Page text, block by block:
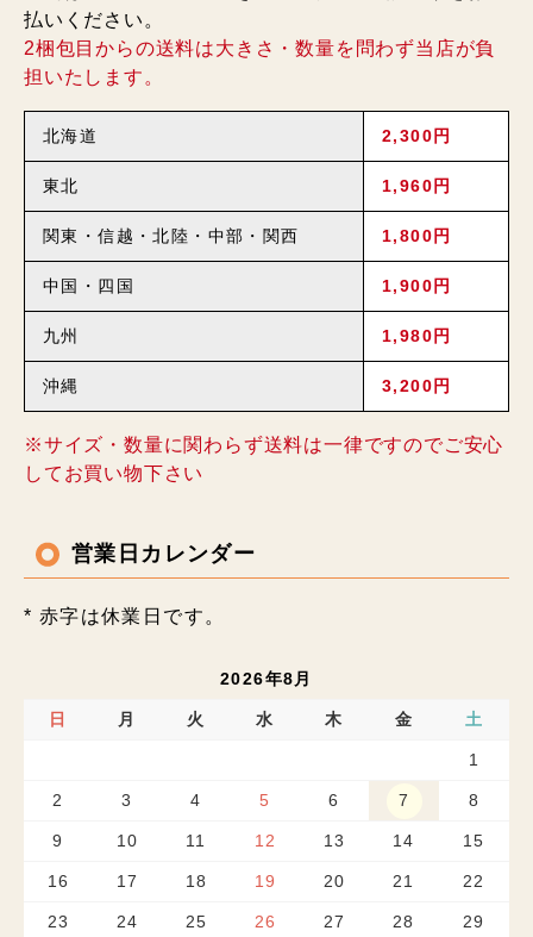
払いください。
2梱包目からの送料は大きさ・数量を問わず当店が負
担いたします。
北海道 2,300円
東北 1,960円
関東・信越・北陸・中部・関西 1,800円
中国・四国 1,900円
九州 1,980円
沖縄 3,200円
※サイズ・数量に関わらず送料は一律ですのでご安心
してお買い物下さい
営業日カレンダー
* 赤字は休業日です。
2026年8月
日 月 火 水 木 金 土
1
2 3 4 5 6 7 8
9 10 11 12 13 14 15
16 17 18 19 20 21 22
23 24 25 26 27 28 29